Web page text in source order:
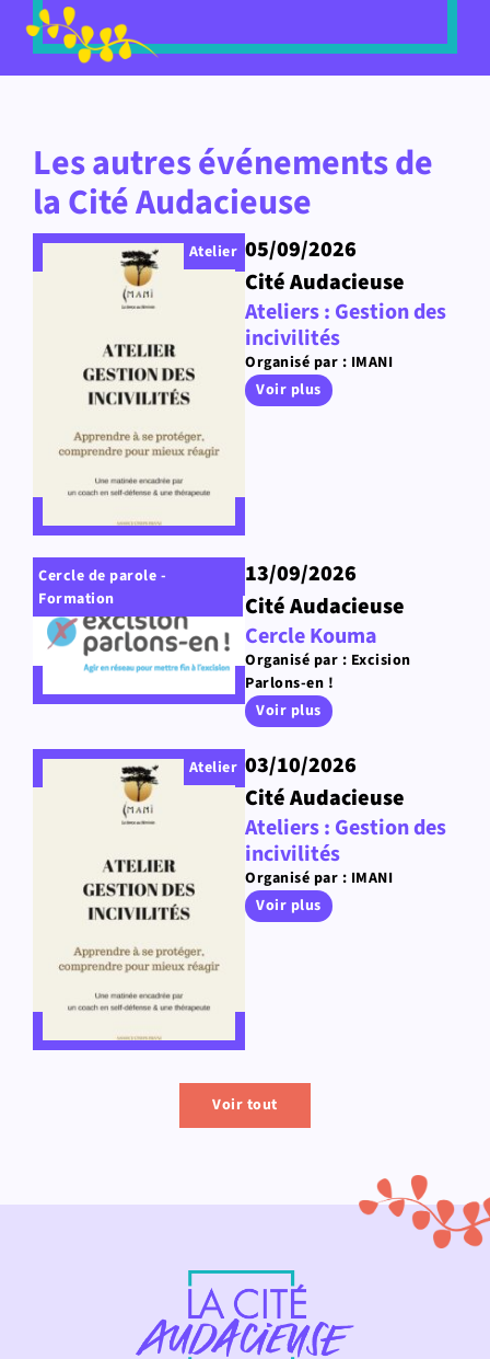
Les autres événements de
la Cité Audacieuse
Atelier 05/09/2026
Cité Audacieuse
Ateliers : Gestion des
incivilités
Organisé par : IMANI
Voir plus
Cercle de parole -
Formation
13/09/2026
Cité Audacieuse
Cercle Kouma
Organisé par : Excision
Parlons-en !
Voir plus
Atelier 03/10/2026
Cité Audacieuse
Ateliers : Gestion des
incivilités
Organisé par : IMANI
Voir plus
Voir tout